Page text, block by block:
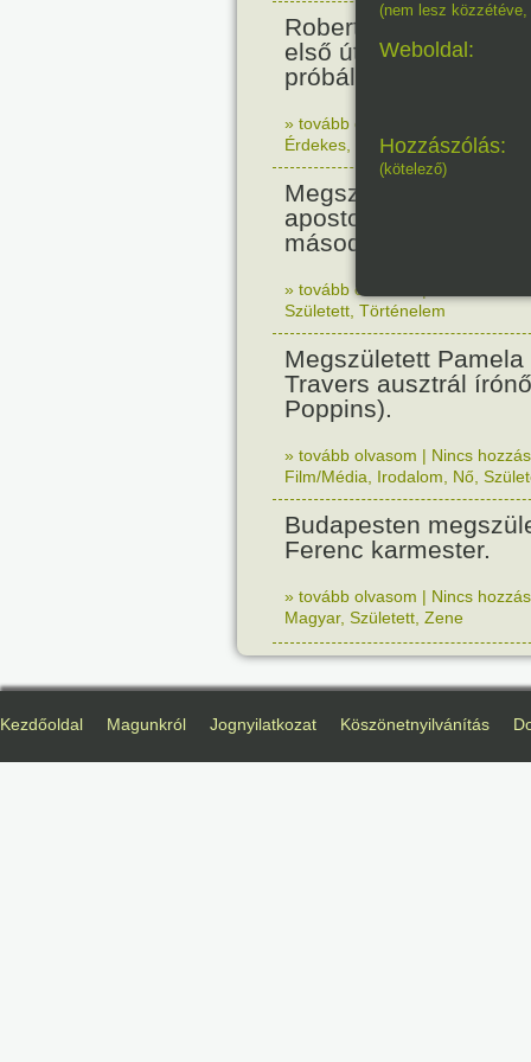
Robert Fulton
első útját. Párizsban
próbálták ki.
» tovább olvasom
Érdekes
Technika
Megszületett Angelo
apostoli nuncius volt
második világháború
» tovább olvasom
Született Történelem
Megszületett Pamela
Travers ausztrál
Poppins).
» tovább olvasom | Nincs
Film/Média
Irodalom Nő
Budapesten
Ferenc karmester.
» tovább olvasom | Nincs
Magyar, Született Zene
(nem lesz
Weboldal:
Hozzászólás:
(kötelező)
Kezdőoldal Magunkról Jognyilatkozat Köszönetnyilvánítás